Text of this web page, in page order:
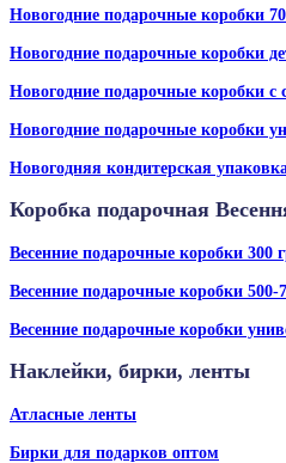
Новогодние подарочные коробки
Новогодние подарочные коробки
Новогодние подарочные коробки с
Новогодние подарочные коробки
Новогодняя кондитерская
Коробка подарочная
Весенние подарочные коробки 300
Весенние подарочные коробки 500-
Весенние подарочные коробки
Наклейки, бирки, ленты
Атласные ленты
Бирки для подарков оптом